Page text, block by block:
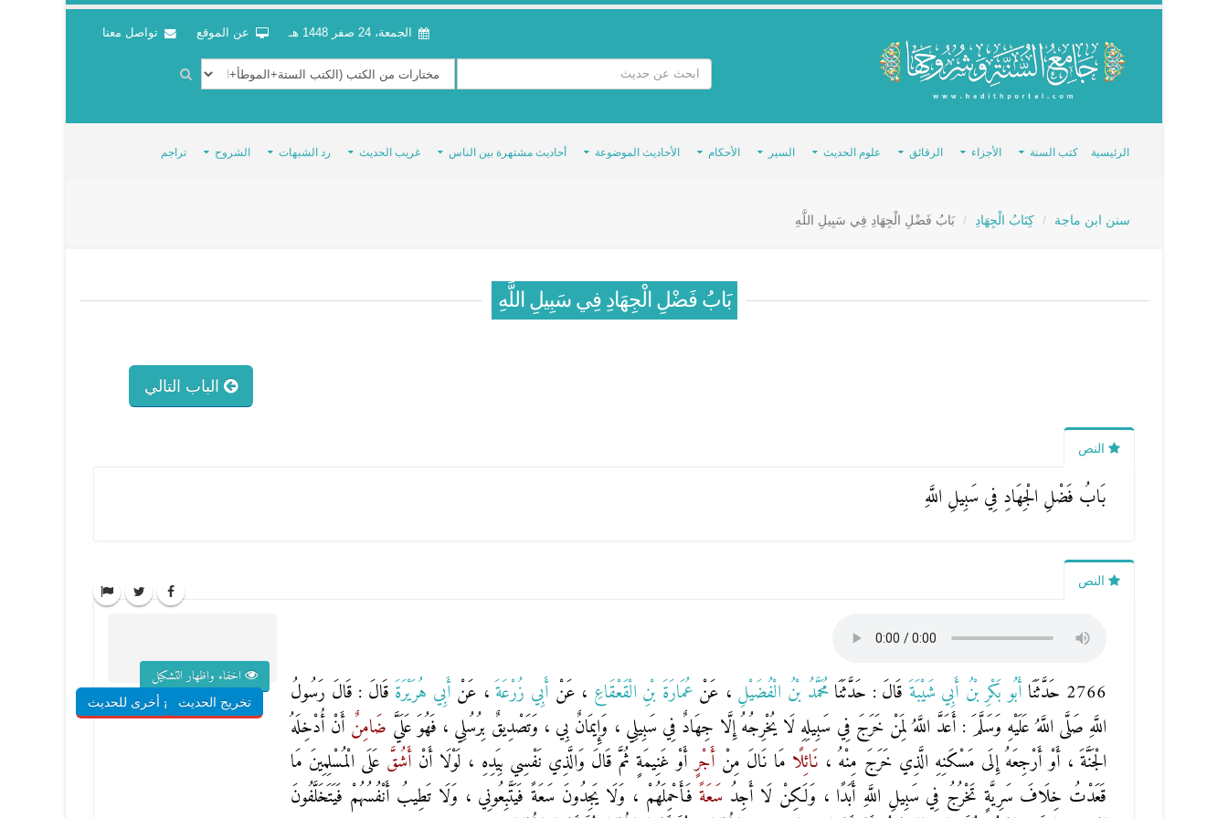
الجمعة، 24 صفر 1448 هـ عن الموقع تواصل معنا
الرئيسية كتب السنة الأجزاء الرقائق علوم الحديث السير الأحكام الأحاديث الموضوعة أحاديث مشتهرة بين الناس غريب الحديث رد الشبهات الشروح تراجم
سنن ابن ماجة كِتَابُ الْجِهَادِ بَابُ فَضْلِ الْجِهَادِ فِي سَبِيلِ اللَّهِ
بَابُ فَضْلِ الْجِهَادِ فِي سَبِيلِ اللَّهِ
الباب التالي
النص
بَابُ فَضْلِ الْجِهَادِ فِي سَبِيلِ اللَّهِ
النص
2766 حَدَّثَنَا أَبُو بَكْرِ بْنُ أَبِي شَيْبَةَ قَالَ : حَدَّثَنَامُحَمَّدُ بْنُ الْفُضَيْلِ ، عَنْ عُمَارَةَ بْنِ الْقَعْقَاعِ ، عَنْ أَبِي زُرْعَةَ ، عَنْ أَبِي هُرَيْرَةَ قَالَ : قَالَ رَسُولُ
اللَّهِ صَلَّى اللَّهُ عَلَيْهِ وَسَلَّمَ : أَعَدَّ اللَّهُ لِمَنْ خَرَجَ فِي سَبِيلِهِ لَا يُخْرِجُهُ إِلَّا جِهَادٌ فِي سَبِيلِي ، وَإِيمَانٌ بِي ، وَتَصْدِيقٌ بِرُسُلِي ، فَهُوَ عَلَيَّ ضَامِنٌ أَنْ أُدْخِلَهُ
الْجَنَّةَ ، أَوْ أَرْجِعَهُ إِلَى مَسْكَنِهِ الَّذِي خَرَجَ مِنْهُ ، نَائِلًا مَا نَالَ مِنْ أَجْرٍأَوْ غَنِيمَةٍ ثُمَّ قَالَ وَالَّذِي نَفْسِي بِيَدِهِ ، لَوْلَا أَنْ أَشُقَّ عَلَى الْمُسْلِمِينَ مَا
قَعَدْتُ خِلَافَ سَرِيَّةٍ تَخْرُجُ فِي سَبِيلِ اللَّهِ أَبَدًا ، وَلَكِنْ لَا أَجِدُ سَعَةً فَأَحْمِلَهُمْ ، وَلَا يَجِدُونَ سَعَةً فَيَتَّبِعُونِي ، وَلَا تَطِيبُ أَنْفُسُهُمْ فَيَتَخَلَّفُونَ
اخفاء واظهار التشكيل
تخريج الحديثشروح أخرى للحديث